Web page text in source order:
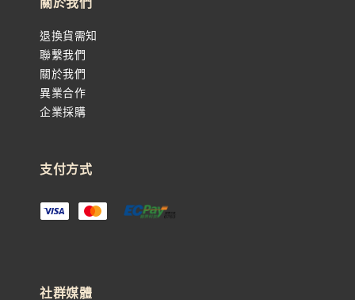
退換貨需知
聯繫我們
關於我們
異業合作
企業採購
支付方式
社群媒體